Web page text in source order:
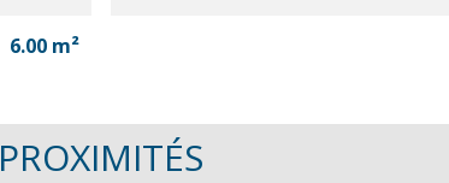
6.00 m²
PROXIMITÉS